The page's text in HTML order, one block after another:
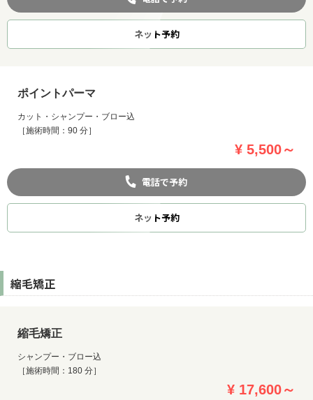
ネット予約
ポイントパーマ
カット・シャンプー・ブロー込
［施術時間：90 分］
¥ 5,500～
電話で予約
ネット予約
縮毛矯正
縮毛矯正
シャンプー・ブロー込
［施術時間：180 分］
¥ 17,600～